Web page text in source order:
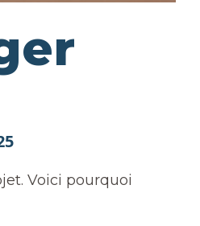
Voici pourquoi